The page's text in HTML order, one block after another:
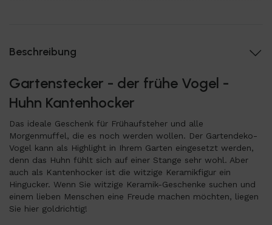
Beschreibung
Gartenstecker - der frühe Vogel -
Huhn Kantenhocker
Das ideale Geschenk für Frühaufsteher und alle
Morgenmuffel, die es noch werden wollen. Der Gartendeko-
Vogel kann als Highlight in Ihrem Garten eingesetzt werden,
denn das Huhn fühlt sich auf einer Stange sehr wohl. Aber
auch als Kantenhocker ist die witzige Keramikfigur ein
Hingucker. Wenn Sie witzige Keramik-Geschenke suchen und
einem lieben Menschen eine Freude machen möchten, liegen
Sie hier goldrichtig!